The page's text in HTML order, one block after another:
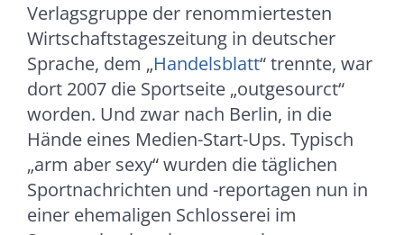
Verlagsgruppe der renommiertesten
Wirtschaftstageszeitung in deutscher
Sprache, dem „Handelsblatt“ trennte, war
dort 2007 die Sportseite „outgesourct“
worden. Und zwar nach Berlin, in die
Hände eines Medien-Start-Ups. Typisch
„arm aber sexy“ wurden die täglichen
Sportnachrichten und -reportagen nun in
einer ehemaligen Schlosserei im